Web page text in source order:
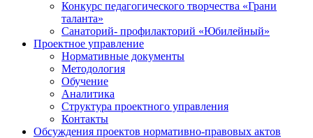
Конкурс педагогического творчества «Грани
таланта»
Санаторий- профилакторий «Юбилейный»
Проектное управление
Нормативные документы
Методология
Обучение
Аналитика
Структура проектного управления
Контакты
Обсуждения проектов нормативно-правовых актов